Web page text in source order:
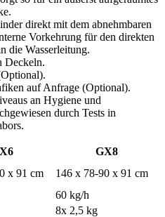
direkt mit dem abnehmbaren
Vorkehrung für den direkten
die Wasserleitung.
Deckeln.
auf Anfrage (Optional).
an Hygiene und
durch Tests in
GX8
x 91 cm
146 x 78-90 x 91 cm
60 kg/h
8x 2,5 kg